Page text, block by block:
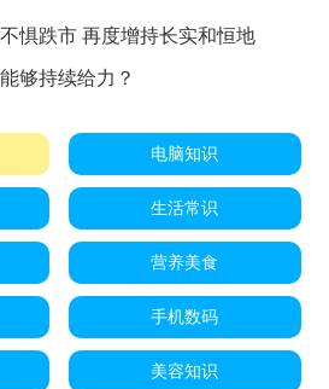
惧跌市 再度增持长实和恒地
够持续给力？
电脑知识
生活常识
营养美食
手机数码
美容知识